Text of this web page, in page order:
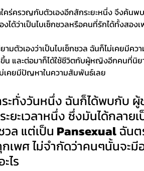
ใคร่ครวญกับตัวเองอีกสักระยะหนึ่ง จึงค้นพ
งได้ว่าเป็นไบเซ็กชวลหรือคนที่รักได้ทั้งสอง
ามตัวเองว่าเป็นไบเซ็กชวล ฉันก็ไม่เคยมี
และต่อมาก็ได้ใช้ชีวิตกับผู้หญิงอีกคนที่นิยา
ม่เคยมีปัญหาในความสัมพันธ์เลย
ะทั่งวันหนึ่ง ฉันก็ได้พบกับ
ะยะเวลาหนึ่ง ซึ่งมันได้กลาย
วล แต่เป็น Pansexual ฉันต
เพศ ไม่จำกัดว่าคนๆนั้นจะมี
ไร